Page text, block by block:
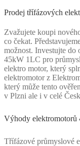
Prodej třífázových
Zvažujete koupi
co čekat.
možnost. Investujte do
45kW 1LC pro
elektro motor, který
elektromotor z
který může tento
v Plzni ale i v celé
Výhody
Třífázové průmyslové